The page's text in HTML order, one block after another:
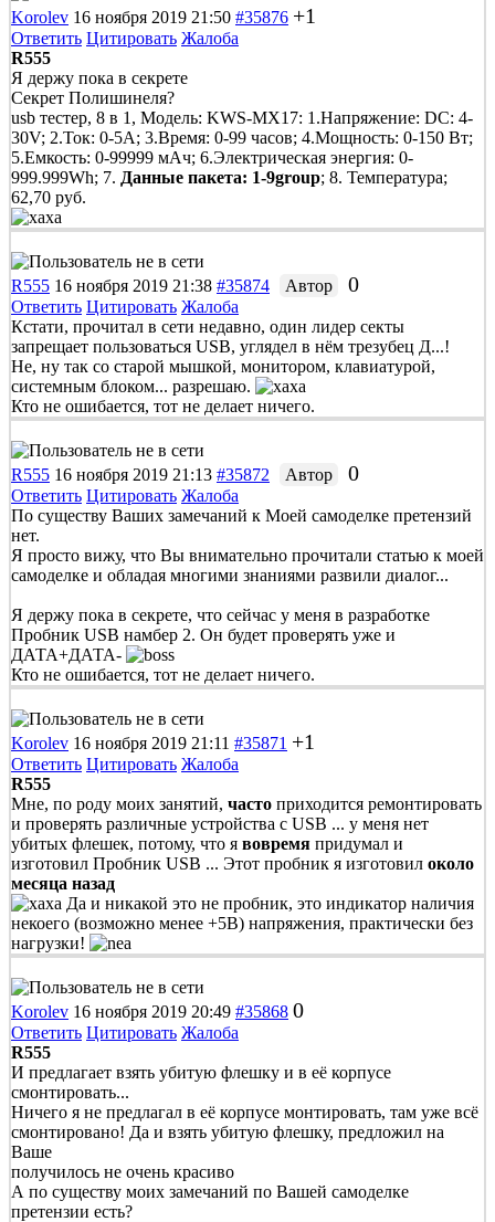
Korolev 16 ноября 2019 21:50 #35876 +1
Ответить Цитировать Жалоба
R555
Я держу пока в секрете
Секрет Полишинеля?
usb тестер, 8 в 1, Модель: KWS-MX17: 1.Напряжение: DC: 4-
30V; 2.Ток: 0-5A; 3.Время: 0-99 часов; 4.Мощность: 0-150 Вт;
5.Емкость: 0-99999 мАч; 6.Электрическая энергия: 0-
999.999Wh; 7. Данные пакета: 1-9group; 8. Температура;
62,70 руб.
R555 16 ноября 2019 21:38 #35874 Автор 0
Ответить Цитировать Жалоба
Кстати, прочитал в сети недавно, один лидер секты
запрещает пользоваться USB, углядел в нём трезубец Д...!
Не, ну так со старой мышкой, монитором, клавиатурой,
системным блоком... разрешаю.
Кто не ошибается, тот не делает ничего.
R555 16 ноября 2019 21:13 #35872 Автор 0
Ответить Цитировать Жалоба
По существу Ваших замечаний к Моей самоделке претензий
нет.
Я просто вижу, что Вы внимательно прочитали статью к моей
самоделке и обладая многими знаниями развили диалог...
Я держу пока в секрете, что сейчас у меня в разработке
Пробник USB намбер 2. Он будет проверять уже и
ДАТА+ДАТА-
Кто не ошибается, тот не делает ничего.
Korolev 16 ноября 2019 21:11 #35871 +1
Ответить Цитировать Жалоба
R555
Мне, по роду моих занятий, часто приходится ремонтировать
и проверять различные устройства с USB ... у меня нет
убитых флешек, потому, что я вовремя придумал и
изготовил Пробник USB ... Этот пробник я изготовил около
месяца назад
Да и никакой это не пробник, это индикатор наличия
некоего (возможно менее +5В) напряжения, практически без
нагрузки!
Korolev 16 ноября 2019 20:49 #35868 0
Ответить Цитировать Жалоба
R555
И предлагает взять убитую флешку и в её корпусе
смонтировать...
Ничего я не предлагал в её корпусе монтировать, там уже всё
смонтировано! Да и взять убитую флешку, предложил на
Ваше
получилось не очень красиво
А по существу моих замечаний по Вашей самоделке
претензии есть?